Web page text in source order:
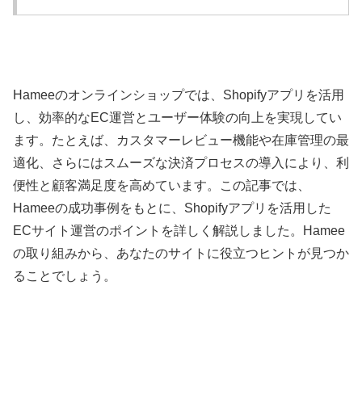
Hameeのオンラインショップでは、Shopifyアプリを活用
し、効率的なEC運営とユーザー体験の向上を実現してい
ます。たとえば、カスタマーレビュー機能や在庫管理の最
適化、さらにはスムーズな決済プロセスの導入により、利
便性と顧客満足度を高めています。この記事では、
Hameeの成功事例をもとに、Shopifyアプリを活用した
ECサイト運営のポイントを詳しく解説しました。Hamee
の取り組みから、あなたのサイトに役立つヒントが見つか
ることでしょう。